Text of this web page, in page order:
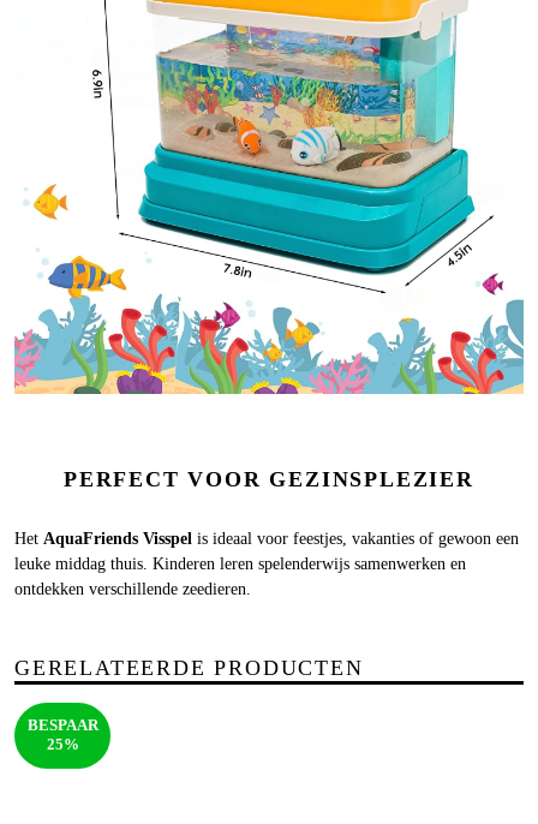
PERFECT VOOR GEZINSPLEZIER
Het AquaFriends Visspel is ideaal voor feestjes, vakanties of gewoon een
leuke middag thuis. Kinderen leren spelenderwijs samenwerken en
ontdekken verschillende zeedieren.
GERELATEERDE PRODUCTEN
BESPAAR
25%